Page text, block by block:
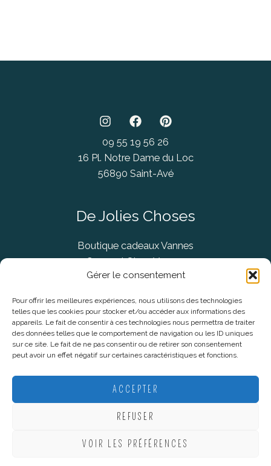
Gérer le consentement
Pour offrir les meilleures expériences, nous utilisons des technologies
telles que les cookies pour stocker et/ou accéder aux informations des
appareils. Le fait de consentir à ces technologies nous permettra de traiter
des données telles que le comportement de navigation ou les ID uniques
sur ce site. Le fait de ne pas consentir ou de retirer son consentement
peut avoir un effet négatif sur certaines caractéristiques et fonctions.
ACCEPTER
REFUSER
VOIR LES PRÉFÉRENCES
09 55 19 56 26
16 Pl. Notre Dame du Loc
56890 Saint-Avé
De Jolies Choses
Boutique cadeaux Vannes
Concept Store Vannes
Informations légales
CGV
Politique De Confidentialité
Plan du site